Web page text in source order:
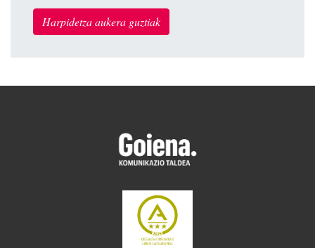
Harpidetza aukera guztiak